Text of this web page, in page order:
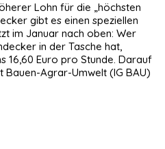
Lohn für die „höchsten
gibt es einen speziellen
im Januar nach oben: Wer
in der Tasche hat,
16,60 Euro pro Stunde. Darauf
Agrar-Umwelt (IG BAU)